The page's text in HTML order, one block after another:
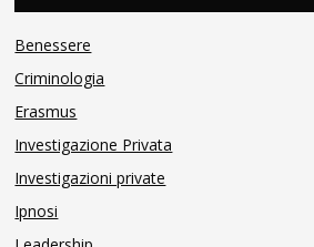
Benessere
Criminologia
Erasmus
Investigazione Privata
Investigazioni private
Ipnosi